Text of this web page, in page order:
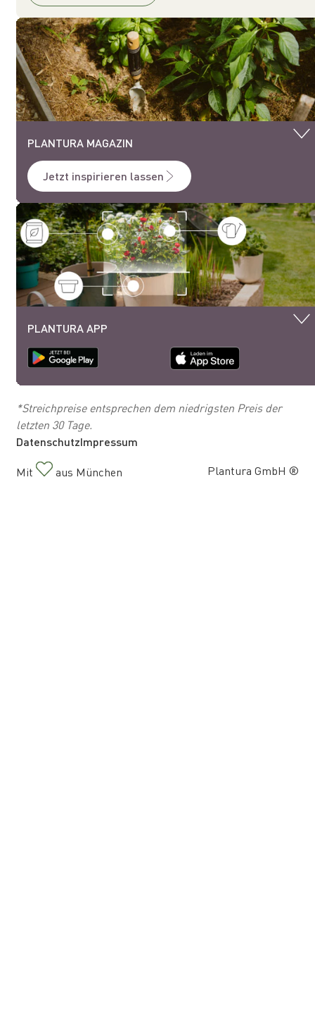
PLANTURA MAGAZIN
Jetzt inspirieren lassen
PLANTURA APP
*Streichpreise entsprechen dem niedrigsten Preis der
letzten 30 Tage.
Plantura GmbH ®
Mit aus München
DatenschutzImpressum